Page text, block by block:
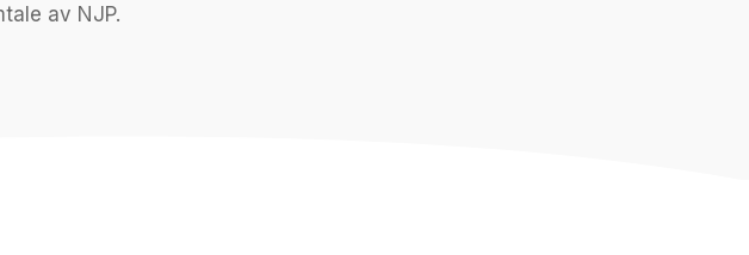
av NJP.